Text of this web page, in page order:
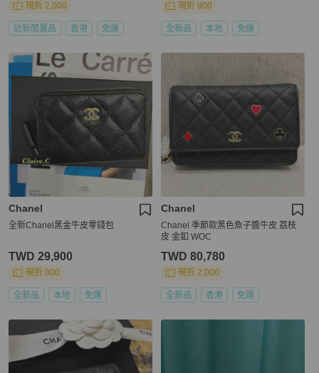
現折 2,000
近新閒置品 香港 免運
現折 800
全新品 本地 免運
Chanel
全新Chanel黑金牛皮零錢包
TWD 29,900
現折 800
全新品 本地 免運
Chanel
Chanel 季節款黑色魚子醬牛皮 荔枝
皮 金釦 WOC
TWD 80,780
現折 2,000
全新品 香港 免運